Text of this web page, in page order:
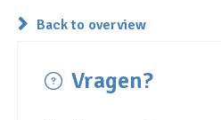
Back to overview
Vragen?